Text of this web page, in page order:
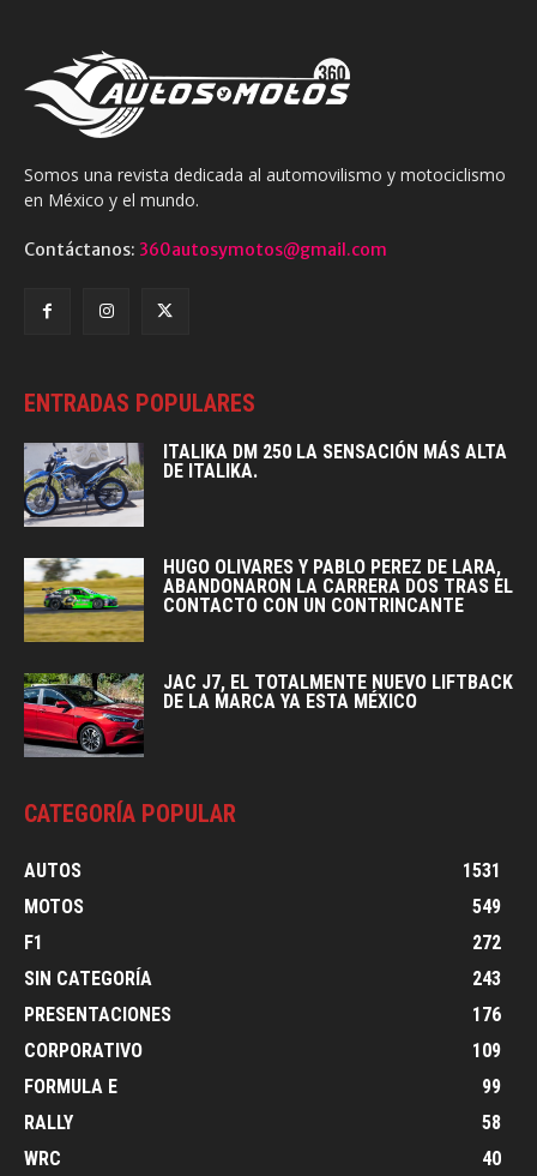
Somos una revista dedicada al automovilismo y motociclismo
en México y el mundo.
Contáctanos: 360autosymotos@gmail.com
ENTRADAS POPULARES
ITALIKA DM 250 LA SENSACIÓN MÁS ALTA
DE ITALIKA.
HUGO OLIVARES Y PABLO PEREZ DE LARA,
ABANDONARON LA CARRERA DOS TRAS EL
CONTACTO CON UN CONTRINCANTE
JAC J7, EL TOTALMENTE NUEVO LIFTBACK
DE LA MARCA YA ESTA MÉXICO
CATEGORÍA POPULAR
AUTOS
1531
MOTOS
549
F1
272
SIN CATEGORÍA
243
PRESENTACIONES
176
CORPORATIVO
109
FORMULA E
99
RALLY
58
WRC
40